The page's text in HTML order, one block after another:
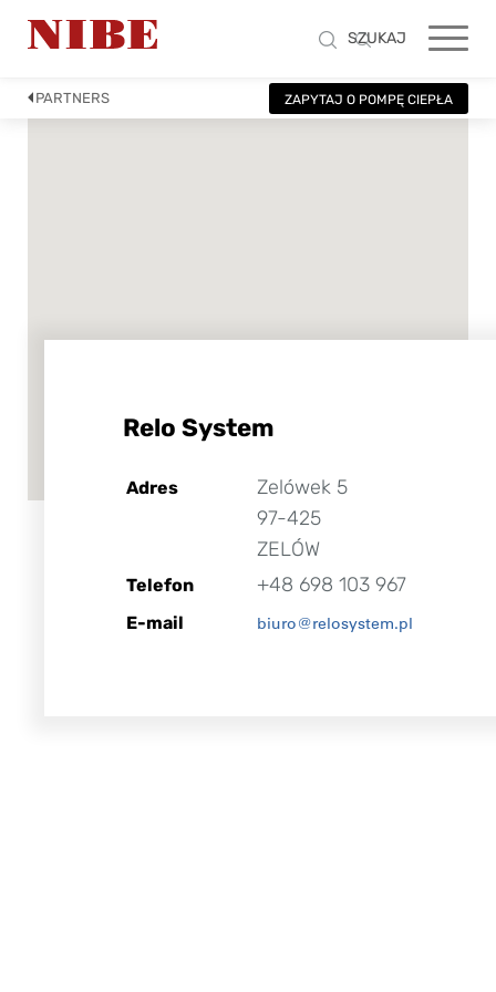
SZUKAJ
PARTNERS ZAPYTAJ O POMPĘ CIEPŁA
Relo System
Adres
Zelówek 5
97-425
ZELÓW
Telefon +48 698 103 967
E-mail biuro@relosystem.pl